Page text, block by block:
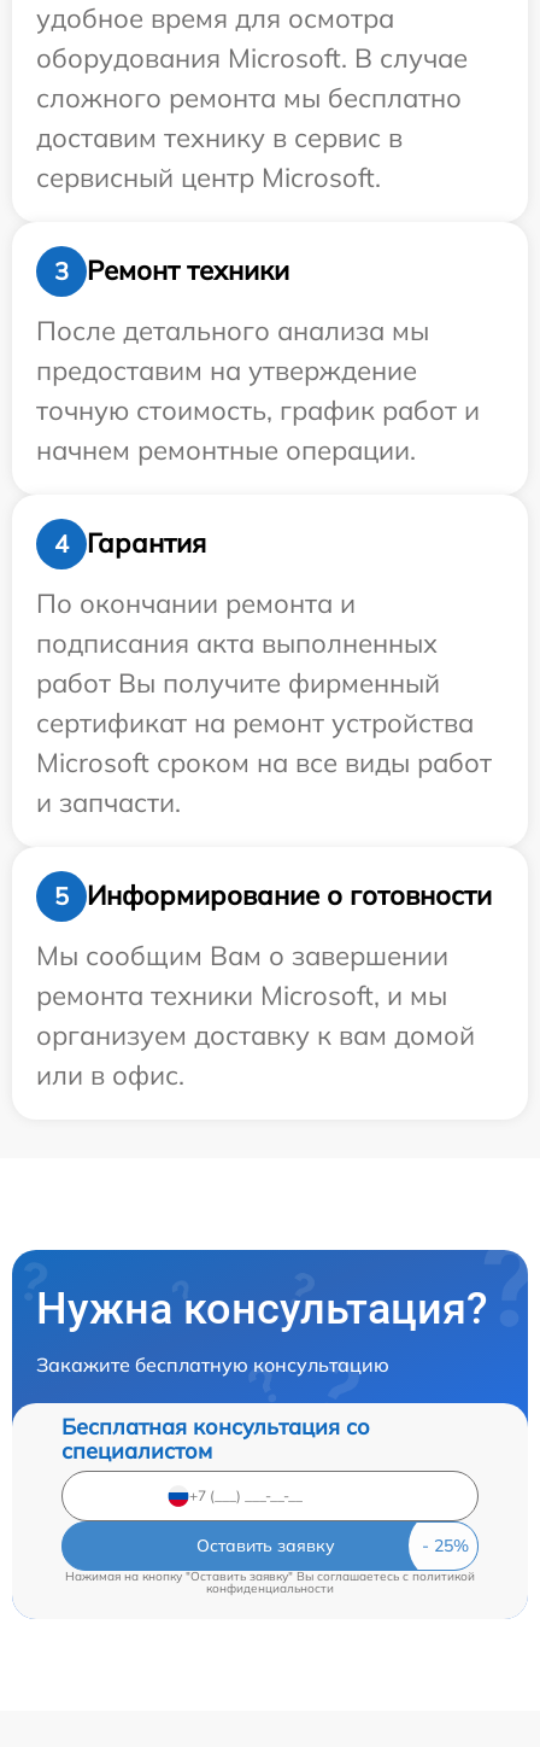
удобное время для осмотра
оборудования Microsoft. В случае
сложного ремонта мы бесплатно
доставим технику в сервис в
сервисный центр Microsoft.
3
Ремонт техники
После детального анализа мы
предоставим на утверждение
точную стоимость, график работ и
начнем ремонтные операции.
4
Гарантия
По окончании ремонта и
подписания акта выполненных
работ Вы получите фирменный
сертификат на ремонт устройства
Microsoft сроком на все виды работ
и запчасти.
5
Информирование о готовности
Мы сообщим Вам о завершении
ремонта техники Microsoft, и мы
организуем доставку к вам домой
или в офис.
Нужна консультация?
Закажите бесплатную консультацию
Бесплатная консультация со
специалистом
Оставить заявку
Нажимая на кнопку "Оставить заявку" Вы соглашаетесь cполитикой
конфиденциальности